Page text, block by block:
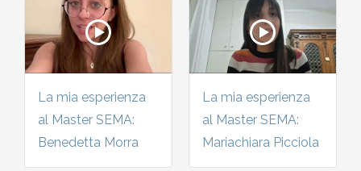
La mia esperienza
al Master SEMA:
Benedetta Morra
La mia esperienza
al Master SEMA:
Mariachiara Picciola